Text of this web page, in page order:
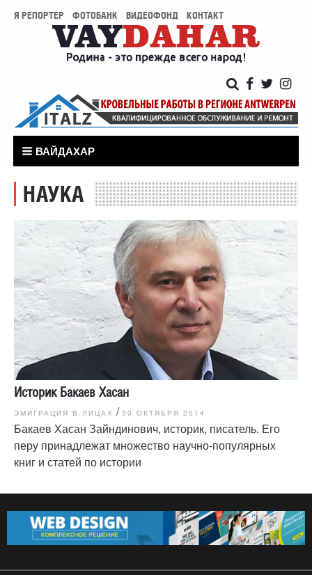
Я РЕПОРТЕР ФОТОБАНК ВИДЕОФОНД КОНТАКТ
ВАЙДАХАР
НАУКА
Историк Бакаев Хасан
ЭМИГРАЦИЯ В ЛИЦАХ / 30 ОКТЯБРЯ 2014
Бакаев Хасан Зайндинович, историк, писатель. Его
перу принадлежат множество научно-популярных
книг и статей по истории